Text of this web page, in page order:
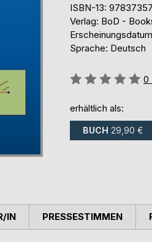
ISBN-13:
Verlag: BoD -
Sprache: Deutsch
Bewertung::
0
erhältlich als:
BUCH 29,90 €
IN PRESSESTIMMEN